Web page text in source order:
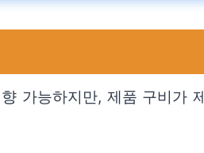
가능하지만, 제품 구비가